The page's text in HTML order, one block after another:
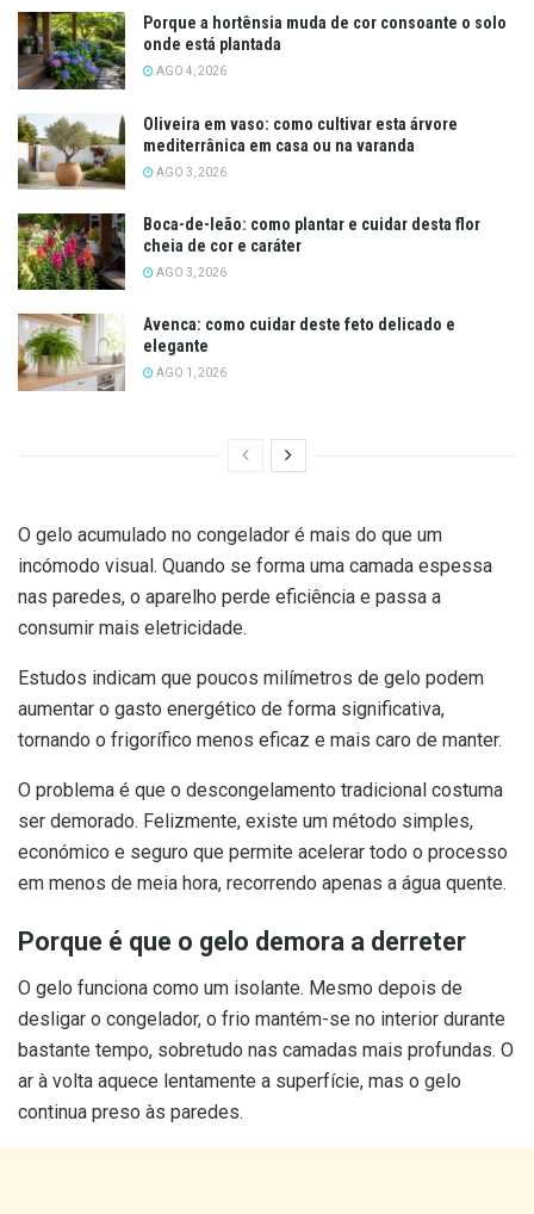
Porque a hortênsia muda de cor consoante o solo
onde está plantada
AGO 4, 2026
Oliveira em vaso: como cultivar esta árvore
mediterrânica em casa ou na varanda
AGO 3, 2026
Boca-de-leão: como plantar e cuidar desta flor
cheia de cor e caráter
AGO 3, 2026
Avenca: como cuidar deste feto delicado e
elegante
AGO 1, 2026
O gelo acumulado no congelador é mais do que um
incómodo visual. Quando se forma uma camada espessa
nas paredes, o aparelho perde eficiência e passa a
consumir mais eletricidade.
Estudos indicam que poucos milímetros de gelo podem
aumentar o gasto energético de forma significativa,
tornando o frigorífico menos eficaz e mais caro de manter.
O problema é que o descongelamento tradicional costuma
ser demorado. Felizmente, existe um método simples,
económico e seguro que permite acelerar todo o processo
em menos de meia hora, recorrendo apenas a água quente.
Porque é que o gelo demora a derreter
O gelo funciona como um isolante. Mesmo depois de
desligar o congelador, o frio mantém-se no interior durante
bastante tempo, sobretudo nas camadas mais profundas. O
ar à volta aquece lentamente a superfície, mas o gelo
continua preso às paredes.